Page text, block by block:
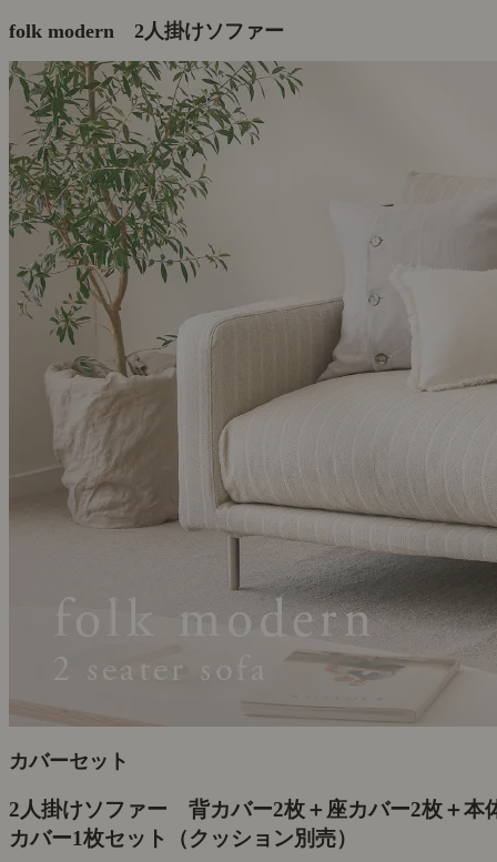
folk modern 2人掛けソファー
カバーセット
2人掛けソファー 背カバー2枚＋座カバー2枚＋本
カバー1枚セット（クッション別売）